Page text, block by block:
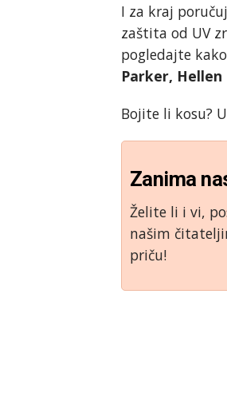
I za kraj
zaštita od UV
pogledajte
Parker,
Bojite li kosu?
Zanima
Želite li i vi,
našim
priču!